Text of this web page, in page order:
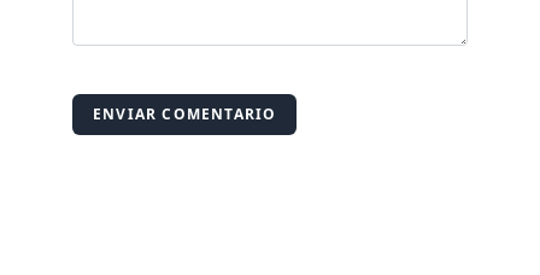
ENVIAR COMENTARIO